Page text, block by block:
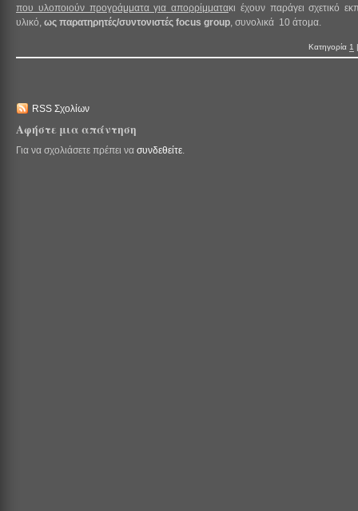
που υλοποιούν προγράμματα για απορρίμματακι έχουν παράγει σχετικό
υλικό, ως παρατηρητές/συντονιστές focus group , συνολικά 10 άτομα.
Κατηγορία 1
RSS Σχολίων
Αφήστε μια απάντηση
Για να σχολιάσετε πρέπει να συνδεθείτε